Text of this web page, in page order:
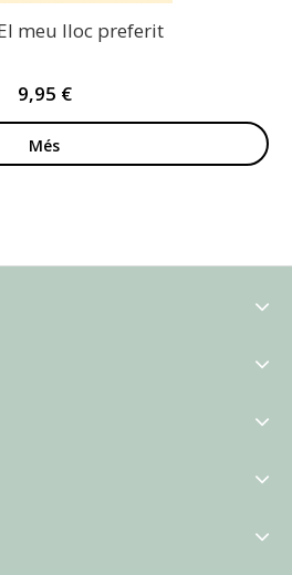
meu lloc preferit
9,95 €
Més